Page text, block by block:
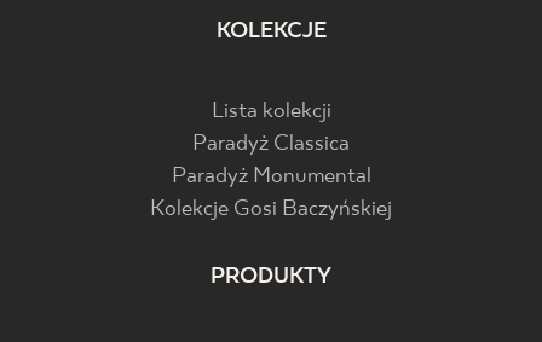
KOLEKCJE
Lista kolekcji
Paradyż Classica
Paradyż Monumental
Kolekcje Gosi Baczyńskiej
PRODUKTY